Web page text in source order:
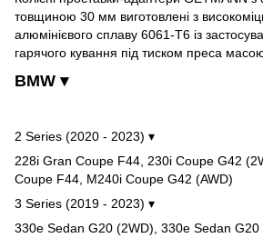
товщиною 30 мм виготовлені з
алюмінієвого сплаву 6061-Т6 із
гарячого кування під тиском преса
BMW ▾
2 Series (2020 - 2023) ▾
228i Gran Coupe F44, 230i Coupe G42
Coupe F44, M240i Coupe G42 (AWD)
3 Series (2019 - 2023) ▾
330e Sedan G20 (2WD), 330e Sedan G20